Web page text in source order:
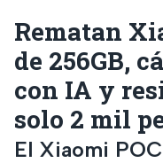
Rematan
de 256GB,
con IA y
solo 2 mil
El Xiaomi